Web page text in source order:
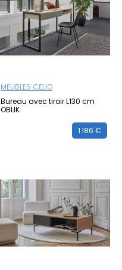
MEUBLES CELIO
Bureau avec tiroir L130 cm
OBLIK
1 186 €